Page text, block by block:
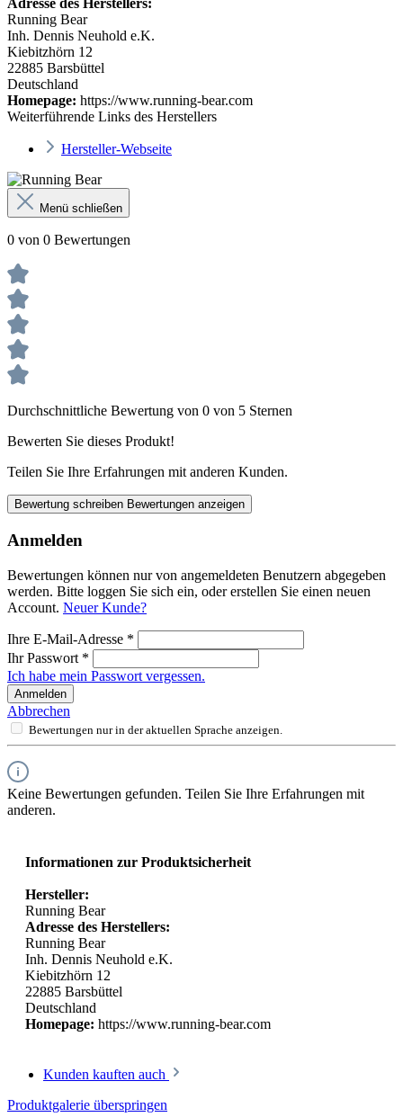
Adresse des Herstellers:
Running Bear
Inh. Dennis Neuhold e.K.
Kiebitzhörn 12
22885 Barsbüttel
Deutschland
Homepage: https://www.running-bear.com
Weiterführende Links des Herstellers
Hersteller-Webseite
Menü schließen
0 von 0 Bewertungen
Durchschnittliche Bewertung von 0 von 5 Sternen
Bewerten Sie dieses Produkt!
Teilen Sie Ihre Erfahrungen mit anderen Kunden.
Bewertung schreiben Bewertungen anzeigen
Anmelden
Bewertungen können nur von angemeldeten Benutzern abgegeben
werden. Bitte loggen Sie sich ein, oder erstellen Sie einen neuen
Account. Neuer Kunde?
Ihre E-Mail-Adresse *
Ihr Passwort *
Ich habe mein Passwort vergessen.
Anmelden
Abbrechen
Bewertungen nur in der aktuellen Sprache anzeigen.
Keine Bewertungen gefunden. Teilen Sie Ihre Erfahrungen mit
anderen.
Informationen zur Produktsicherheit
Hersteller:
Running Bear
Adresse des Herstellers:
Running Bear
Inh. Dennis Neuhold e.K.
Kiebitzhörn 12
22885 Barsbüttel
Deutschland
Homepage: https://www.running-bear.com
Kunden kauften auch
Produktgalerie überspringen